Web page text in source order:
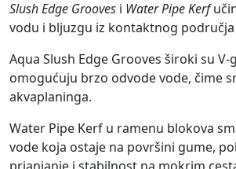
Slush Edge Grooves i Water Pipe Kerf
vodu i bljuzgu iz kontaktnog
Aqua Slush Edge Grooves široki su
omogućuju brzo odvode vode, čime
akvaplaninga.
Water Pipe Kerf u ramenu blokova
vode koja ostaje na površini gume,